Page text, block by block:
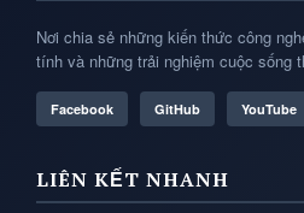
Nơi chia sẻ những kiến thức công
tính và những trải nghiệm cuộc sống
Facebook GitHub YouTube
LIÊN KẾT NHANH